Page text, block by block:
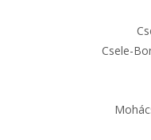
Csele-